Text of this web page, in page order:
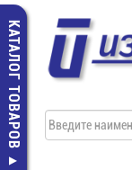
КАТАЛОГ ТОВАРОВ